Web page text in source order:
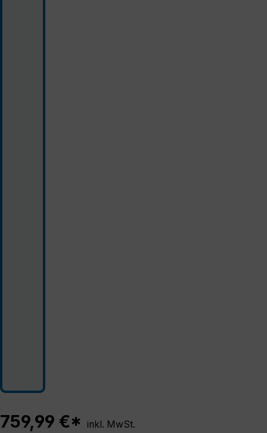
759,99 €* inkl. MwSt.